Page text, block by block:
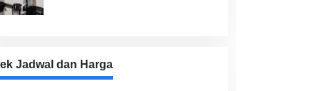
Jadwal dan Harga